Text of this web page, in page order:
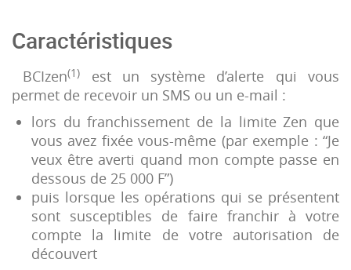
Caractéristiques
BCIzen(1)
est un système d’alerte qui vous
permet de recevoir un SMS ou un e-mail :
lors du franchissement de la limite Zen que
vous avez fixée vous-même (par exemple : “Je
veux être averti quand mon compte passe en
dessous de 25 000 F”)
puis lorsque les opérations qui se présentent
sont susceptibles de faire franchir à votre
compte la limite de votre autorisation de
découvert